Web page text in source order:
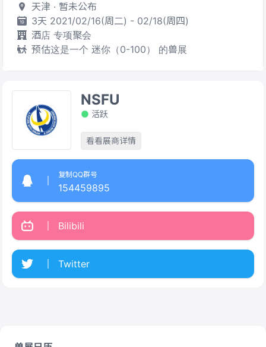
天津 · 暂未公布
3天 2021/02/16(周二) - 02/18(周四)
酒店 专项聚会
预估这是一个 迷你（0-100） 的兽展
NSFU
活跃
看看展商详情
复制QQ群号
154459895
Bilibili
Twitter